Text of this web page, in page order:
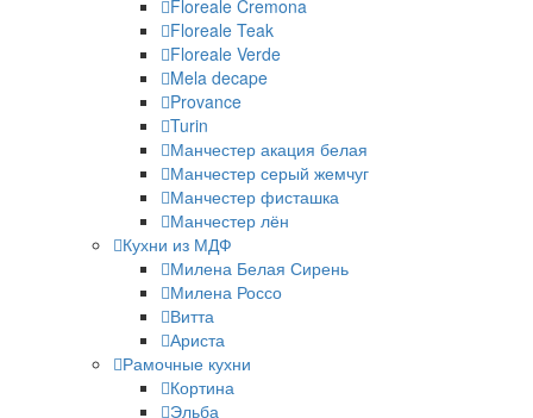
Floreale Cremona
Floreale Teak
Floreale Verde
Mela decape
Provance
Turin
Манчестер акация белая
Манчестер серый жемчуг
Манчестер фисташка
Манчестер лён
Кухни из МДФ
Милена Белая Сирень
Милена Россо
Витта
Ариста
Рамочные кухни
Кортина
Эльба